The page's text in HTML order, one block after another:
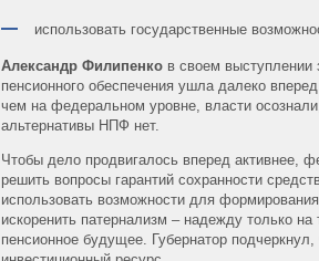
использовать государственные
Александр Филипенко в своем выступлении
пенсионного обеспечения ушла далеко
чем на федеральном уровне, власти
альтернативы НПФ нет.
Чтобы дело продвигалось вперед активнее,
решить вопросы гарантий сохранности
использовать возможности для
искоренить патернализм – надежду только на
пенсионное будущее. Губернатор